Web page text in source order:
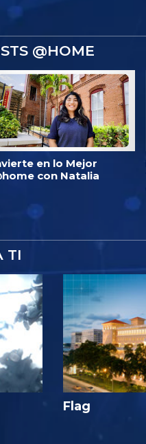
@HOME
en lo Mejor
con Natalia
TI
Flag